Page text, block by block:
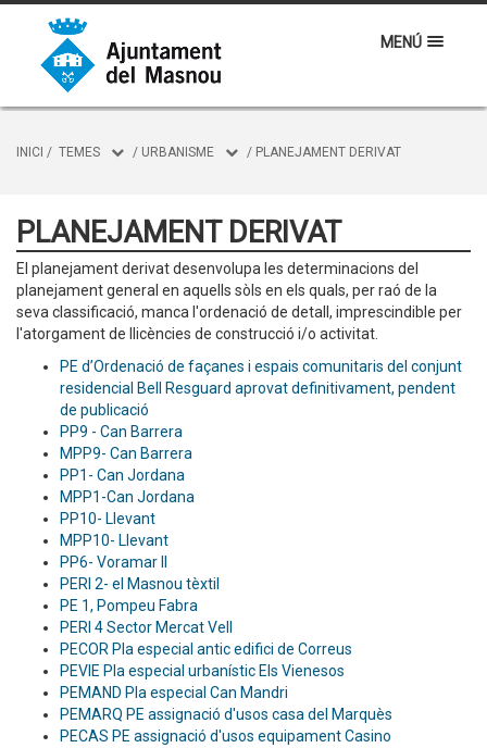
MENÚ
INICI / TEMES / URBANISME / PLANEJAMENT DERIVAT
PLANEJAMENT DERIVAT
El planejament derivat desenvolupa les determinacions del
planejament general en aquells sòls en els quals, per raó de la
seva classificació, manca l'ordenació de detall, imprescindible per
l'atorgament de llicències de construcció i/o activitat.
PE d’Ordenació de façanes i espais comunitaris del conjunt
residencial Bell Resguard aprovat definitivament, pendent
de publicació
PP9 - Can Barrera
MPP9- Can Barrera
PP1- Can Jordana
MPP1-Can Jordana
PP10- Llevant
MPP10- Llevant
PP6- Voramar II
PERI 2- el Masnou tèxtil
PE 1, Pompeu Fabra
PERI 4 Sector Mercat Vell
PECOR Pla especial antic edifici de Correus
PEVIE Pla especial urbanístic Els Vienesos
PEMAND Pla especial Can Mandri
PEMARQ PE assignació d'usos casa del Marquès
PECAS PE assignació d'usos equipament Casino